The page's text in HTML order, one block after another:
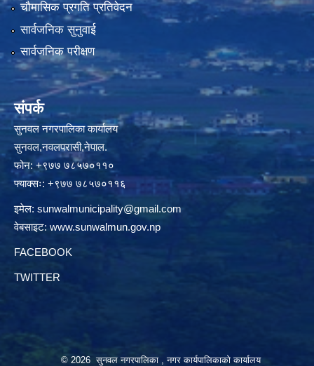
चौमासिक प्रगति प्रतिवेदन
सार्वजनिक सुनुवाई
सार्वजनिक परीक्षण
संपर्क
सुनवल नगरपालिका कार्यालय
सुनवल,नवलपरासी,नेपाल.
फोन: +९७७ ७८५७०११०
फ्याक्सः: +९७७ ७८५७०११६
इमेल: sunwalmunicipality@gmail.com
वेबसाइट: www.sunwalmun.gov.np
FACEBOOK
TWITTER
© 2026 सुनवल नगरपालिका , नगर कार्यपालिकाको कार्यालय